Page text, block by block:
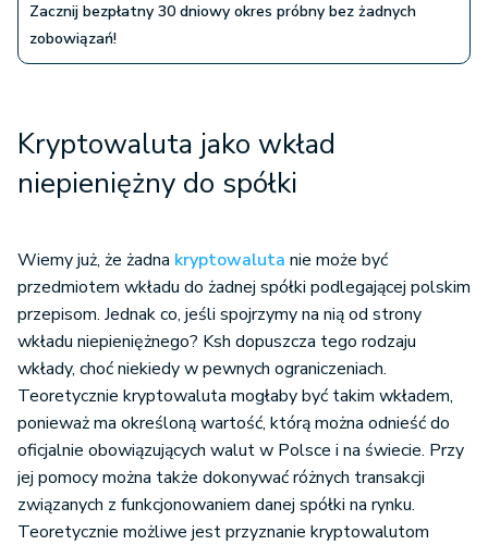
Zacznij bezpłatny 30 dniowy okres próbny bez żadnych
zobowiązań!
Kryptowaluta jako wkład
niepieniężny do spółki
Wiemy już, że żadna kryptowaluta nie może być
przedmiotem wkładu do żadnej spółki podlegającej polskim
przepisom. Jednak co, jeśli spojrzymy na nią od strony
wkładu niepieniężnego? Ksh dopuszcza tego rodzaju
wkłady, choć niekiedy w pewnych ograniczeniach.
Teoretycznie kryptowaluta mogłaby być takim wkładem,
ponieważ ma określoną wartość, którą można odnieść do
oficjalnie obowiązujących walut w Polsce i na świecie. Przy
jej pomocy można także dokonywać różnych transakcji
związanych z funkcjonowaniem danej spółki na rynku.
Teoretycznie możliwe jest przyznanie kryptowalutom